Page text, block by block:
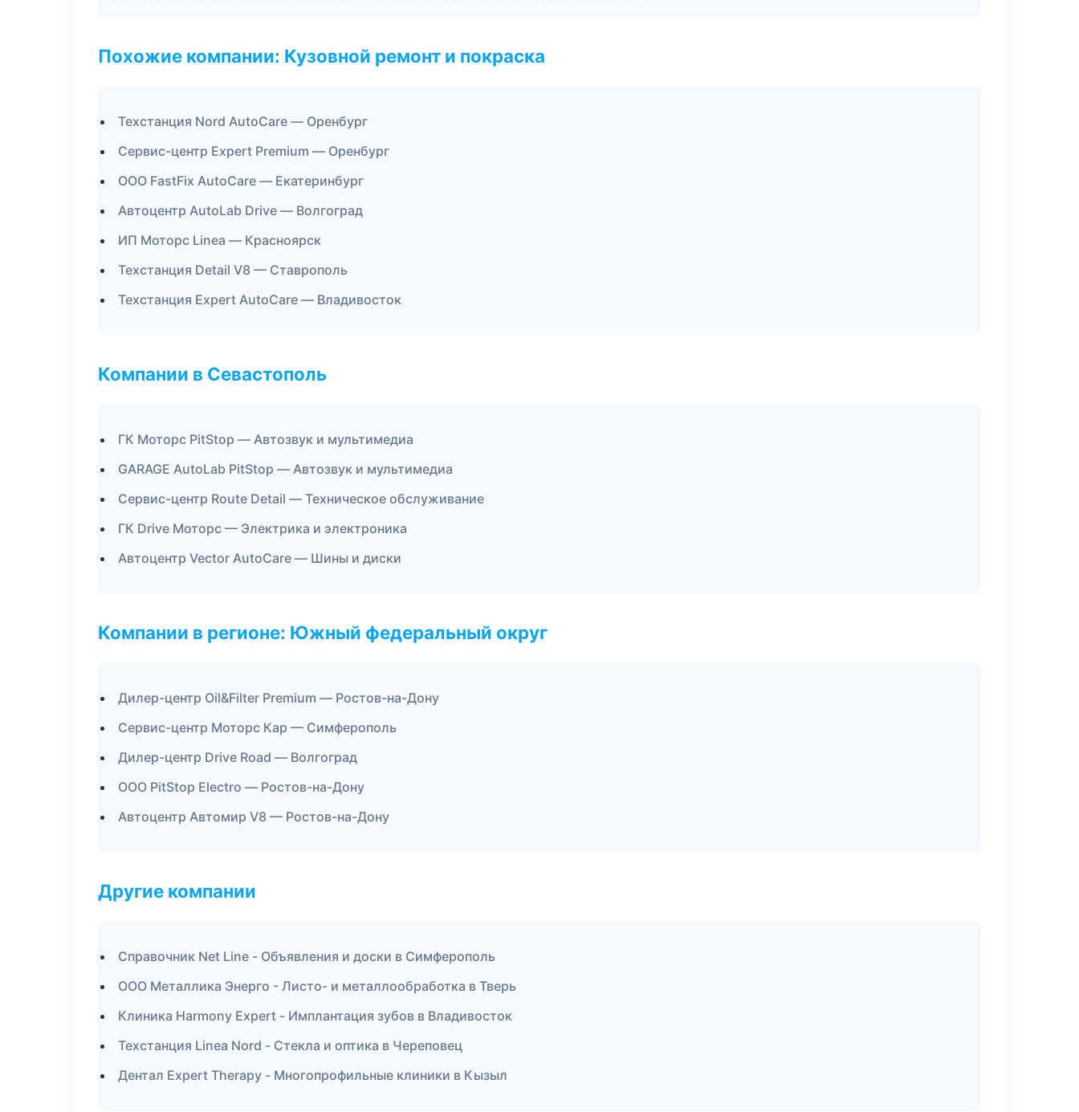
Похожие компании: Кузовной ремонт и покраска
Техстанция Nord AutoCare — Оренбург
Сервис-центр Expert Premium — Оренбург
ООО FastFix AutoCare — Екатеринбург
Автоцентр AutoLab Drive — Волгоград
ИП Моторс Linea — Красноярск
Техстанция Detail V8 — Ставрополь
Техстанция Expert AutoCare — Владивосток
Компании в Севастополь
ГК Моторс PitStop — Автозвук и мультимедиа
GARAGE AutoLab PitStop — Автозвук и мультимедиа
Сервис-центр Route Detail — Техническое обслуживание
ГК Drive Моторс — Электрика и электроника
Автоцентр Vector AutoCare — Шины и диски
Компании в регионе: Южный федеральный округ
Дилер-центр Oil&Filter Premium — Ростов-на-Дону
Сервис-центр Моторс Кар — Симферополь
Дилер-центр Drive Road — Волгоград
ООО PitStop Electro — Ростов-на-Дону
Автоцентр Автомир V8 — Ростов-на-Дону
Другие компании
Справочник Net Line - Объявления и доски в Симферополь
ООО Металлика Энерго - Листо- и металлообработка в Тверь
Клиника Harmony Expert - Имплантация зубов в Владивосток
Техстанция Linea Nord - Стекла и оптика в Череповец
Дентал Expert Therapy - Многопрофильные клиники в Кызыл